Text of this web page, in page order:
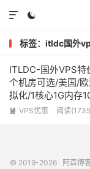


标签：itldc国外
ITLDC-国外VPS特
个机房可选/美国/
拟化/1核心1G内存
量，低至€19/年
 VPS优惠 阅读
© 2019-2026 阿森博